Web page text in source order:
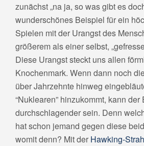
zunächst „na ja, so was gibt es
wunderschönes Beispiel für ein
Spielen mit der Urangst des
größerem als einer selbst,
Diese Urangst steckt uns allen
Knochenmark. Wenn dann noch
über Jahrzehnte hinweg
“Nuklearen” hinzukommt, kann der
durchschlagender sein. Denn
hat schon jemand gegen diese
womit denn? Mit der Hawking-